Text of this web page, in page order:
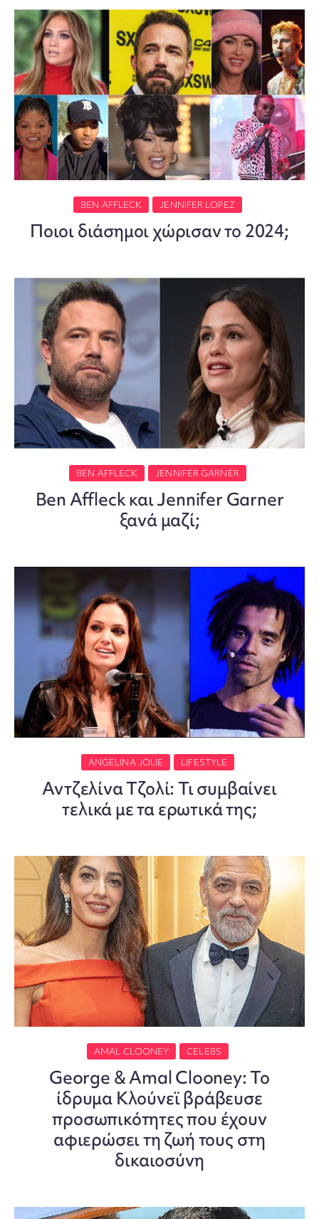
BEN AFFLECK JENNIFER LOPEZ
Ποιοι διάσημοι χώρισαν το 2024;
BEN AFFLECK JENNIFER GARNER
Ben Affleck και Jennifer Garner
ξανά μαζί;
ANGELINA JOLIE LIFESTYLE
Αντζελίνα Τζολί: Τι συμβαίνει
τελικά με τα ερωτικά της;
AMAL CLOONEY CELEBS
George & Amal Clooney: Το
ίδρυμα Κλούνεϊ βράβευσε
προσωπικότητες που έχουν
αφιερώσει τη ζωή τους στη
δικαιοσύνη